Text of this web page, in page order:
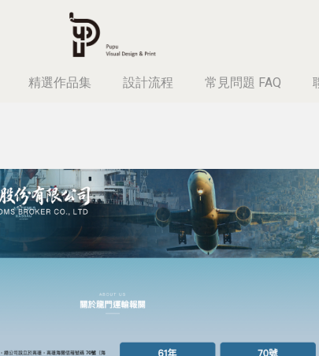
精選作品集 設計流程 常見問題 FAQ